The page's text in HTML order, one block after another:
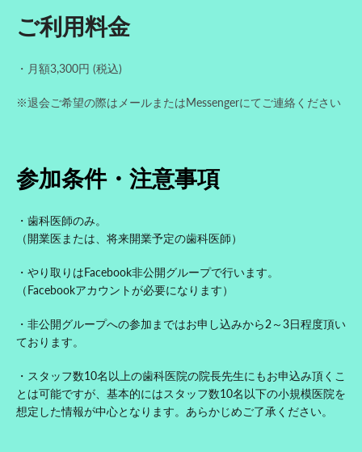
ご利用料金
・月額3,300円 (税込)
※退会ご希望の際はメールまたはMessengerにてご連絡ください
参加条件・注意事項
・歯科医師のみ。
（開業医または、将来開業予定の歯科医師）
・やり取りはFacebook非公開グループで行います。
（Facebookアカウントが必要になります）
・非公開グループへの参加まではお申し込みから2～3日程度頂い
ております。
・スタッフ数10名以上の歯科医院の院長先生にもお申込み頂くこ
とは可能ですが、基本的にはスタッフ数10名以下の小規模医院を
想定した情報が中心となります。あらかじめご了承ください。